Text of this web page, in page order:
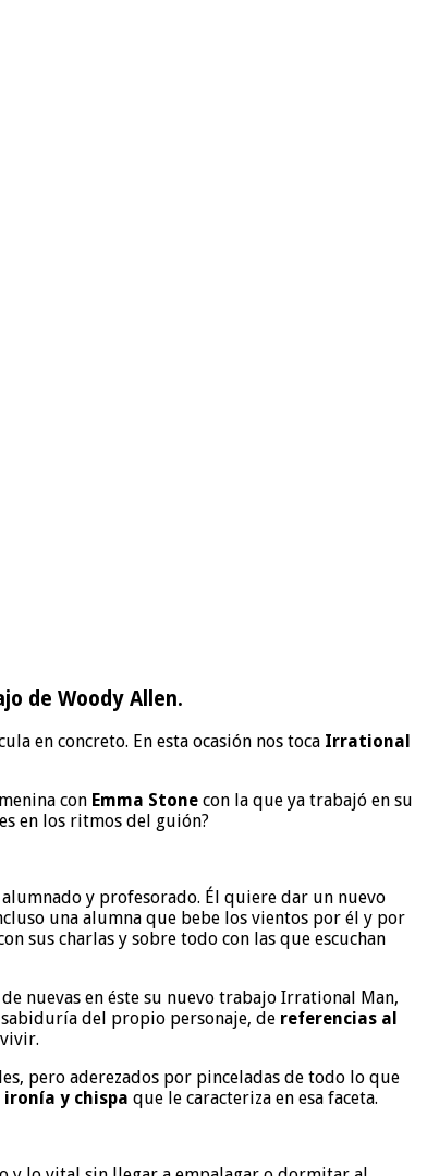
de Woody Allen.
en concreto. En esta ocasión nos toca Irrational
con Emma Stone con la que ya trabajó en su
en los ritmos del guión?
y profesorado. Él quiere dar un nuevo
una alumna que bebe los vientos por él y por
sus charlas y sobre todo con las que escuchan
nuevas en éste su nuevo trabajo Irrational Man,
del propio personaje, de referencias al
pero aderezados por pinceladas de todo lo que
y chispa que le caracteriza en esa faceta.